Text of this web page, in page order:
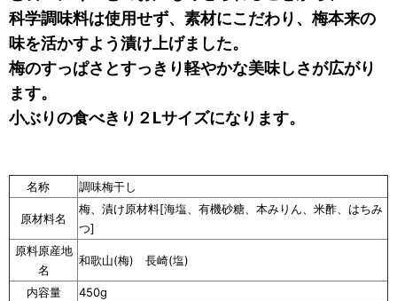
科学調味料は使用せず、素材にこだわり、梅本来の
味を活かすよう漬け上げました。
梅のすっぱさとすっきり軽やかな美味しさが広がり
ます。
小ぶりの食べきり２Lサイズになります。
名称 調味梅干し
原材料名
梅、漬け原材料[海塩、有機砂糖、本みりん、米酢、はちみ
つ]
原料原産地
名
和歌山(梅) 長崎(塩)
内容量
450g